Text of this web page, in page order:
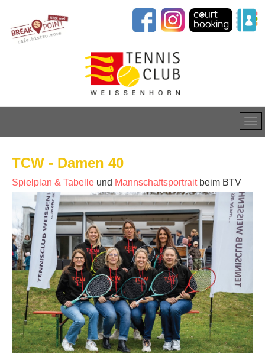
TCW - Damen 40
Spielplan & Tabelle und Mannschaftsportraitbeim BTV